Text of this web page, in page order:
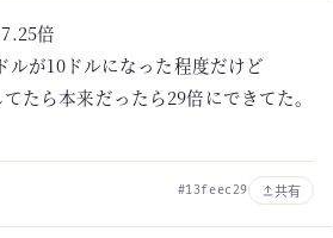
倍
が10ドルになった程度だけど
たら本来だったら29倍にできてた。
#13feec29 共有